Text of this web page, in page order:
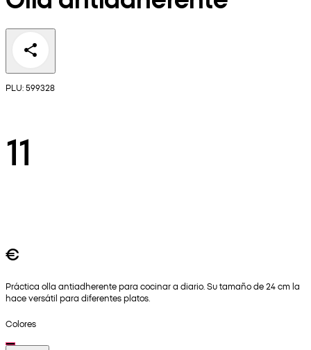
PLU: 599328
11
€
Práctica olla antiadherente para cocinar a diario. Su tamaño de 24 cm la
hace versátil para diferentes platos.
Colores